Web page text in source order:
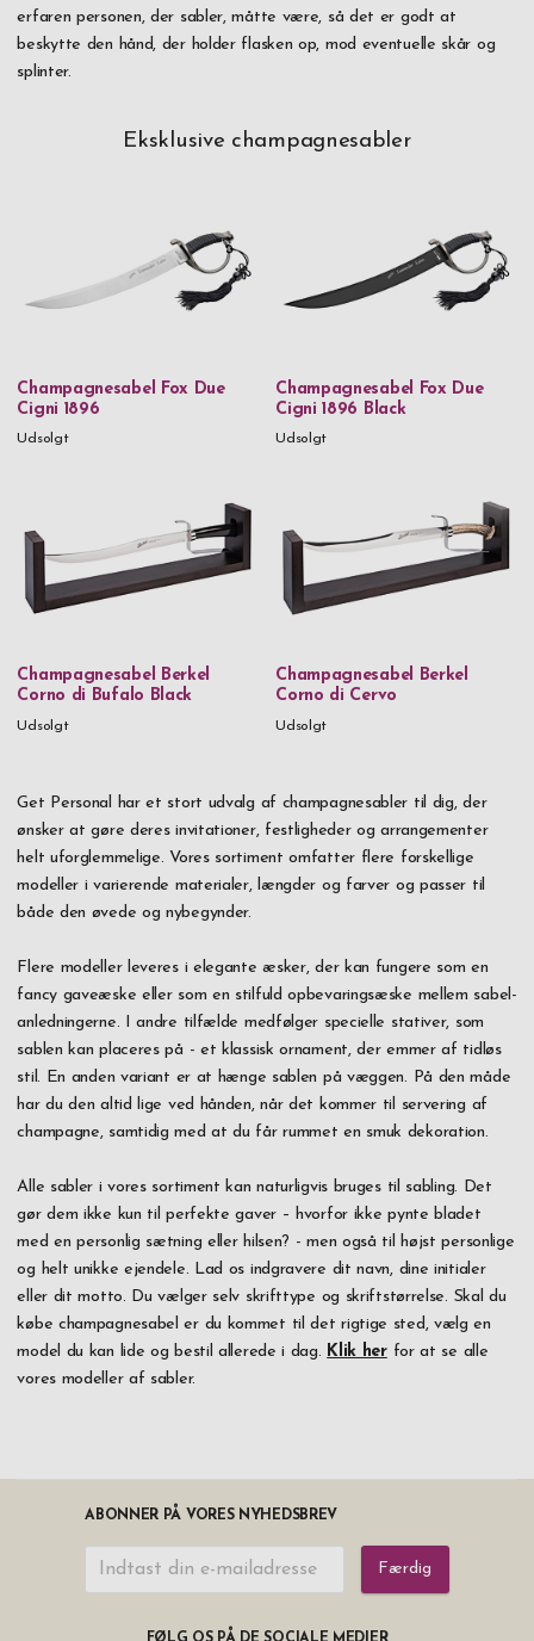
erfaren personen, der sabler, måtte være, så det er godt at
beskytte den hånd, der holder flasken op, mod eventuelle skår og
splinter.
Eksklusive champagnesabler
Champagnesabel Fox Due
Cigni 1896
Udsolgt
Champagnesabel Fox Due
Cigni 1896 Black
Udsolgt
Champagnesabel Berkel
Corno di Bufalo Black
Udsolgt
Champagnesabel Berkel
Corno di Cervo
Udsolgt
Get Personal har et stort udvalg af champagnesabler til dig, der
ønsker at gøre deres invitationer, festligheder og arrangementer
helt uforglemmelige. Vores sortiment omfatter flere forskellige
modeller i varierende materialer, længder og farver og passer til
både den øvede og nybegynder.
Flere modeller leveres i elegante æsker, der kan fungere som en
fancy gaveæske eller som en stilfuld opbevaringsæske mellem sabel-
anledningerne. I andre tilfælde medfølger specielle stativer, som
sablen kan placeres på - et klassisk ornament, der emmer af tidløs
stil. En anden variant er at hænge sablen på væggen. På den måde
har du den altid lige ved hånden, når det kommer til servering af
champagne, samtidig med at du får rummet en smuk dekoration.
Alle sabler i vores sortiment kan naturligvis bruges til sabling. Det
gør dem ikke kun til perfekte gaver – hvorfor ikke pynte bladet
med en personlig sætning eller hilsen? - men også til højst personlige
og helt unikke ejendele. Lad os indgravere dit navn, dine initialer
eller dit motto. Du vælger selv skrifttype og skriftstørrelse. Skal du
købe champagnesabel er du kommet til det rigtige sted, vælg en
model du kan lide og bestil allerede i dag. Klik herfor at se alle
vores modeller af sabler.
ABONNER PÅ VORES NYHEDSBREV
Færdig
FØLG OS PÅ DE SOCIALE MEDIER